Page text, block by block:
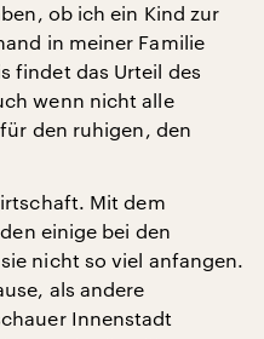
ob ich ein Kind zur
in meiner Familie
findet das Urteil des
wenn nicht alle
den ruhigen, den
Mit dem
einige bei den
nicht so viel anfangen.
als andere
Innenstadt